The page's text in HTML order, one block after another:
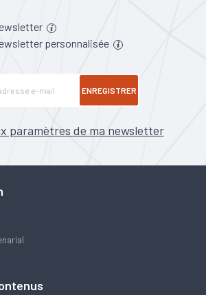
personnalisée
ENREGISTRER
paramètres de ma newsletter